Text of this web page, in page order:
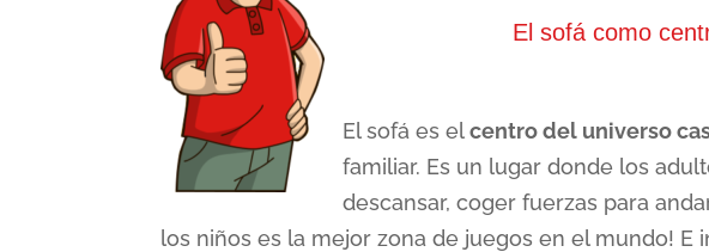
El sofá como
El sofá es elcentro del universo
familiar. Es un lugar donde los
descansar, coger fuerzas para
los niños es la mejor zona de juegos en el mundo!